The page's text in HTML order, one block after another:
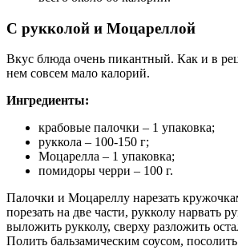
С рукколой и Моцареллой
Вкус блюда очень пикантный. Как и в
нем совсем мало калорий.
Ингредиенты:
крабовые палочки – 1 упаковка;
руккола – 100-150 г;
Моцарелла – 1 упаковка;
помидоры черри – 100 г.
Палочки и Моцареллу нарезать
порезать на две части, рукколу нарвать
выложить рукколу, сверху разложить
Полить бальзамическим соусом,